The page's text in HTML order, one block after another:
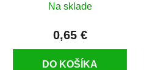
Na sklade
0,65 €
DO KOŠÍKA